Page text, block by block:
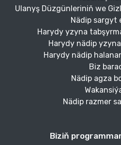
Ulanyş Düzgünleriniň we
Nädip sargyt
Harydy yzyna
Harydy nädip
Harydy nädip
Biz
Nädip agza
Nädip razmer
Biziň